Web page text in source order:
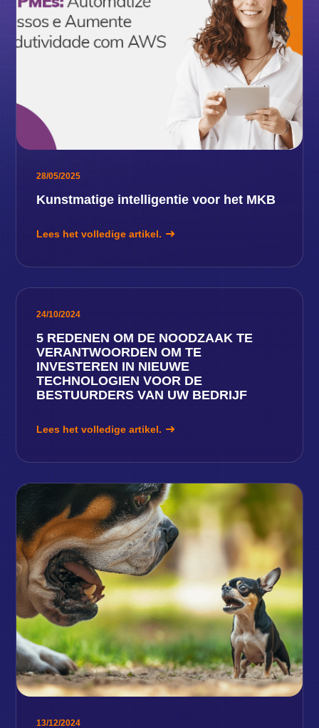
28/05/2025
Kunstmatige intelligentie voor het MKB
Lees het volledige artikel.
24/10/2024
5 REDENEN OM DE NOODZAAK TE
VERANTWOORDEN OM TE
INVESTEREN IN NIEUWE
TECHNOLOGIEN VOOR DE
BESTUURDERS VAN UW BEDRIJF
Lees het volledige artikel.
13/12/2024